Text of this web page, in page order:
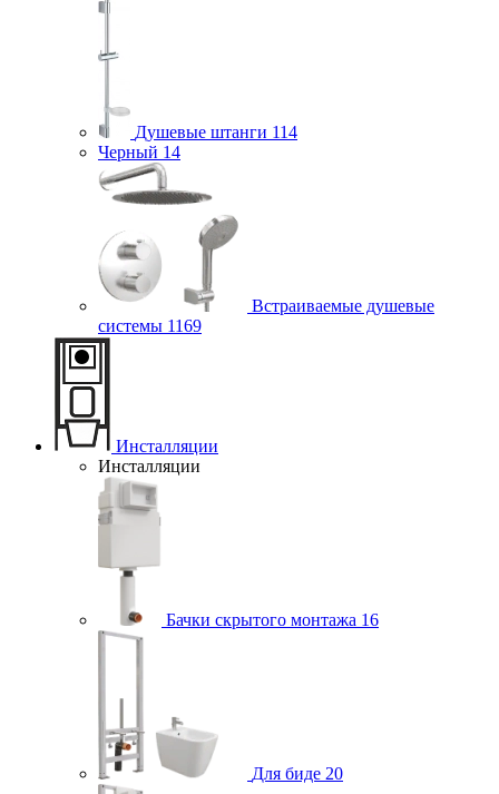
Душевые штанги 114
Черный 14
Встраиваемые душевые
системы 1169
Инсталляции
Инсталляции
Бачки скрытого монтажа 16
Для биде 20